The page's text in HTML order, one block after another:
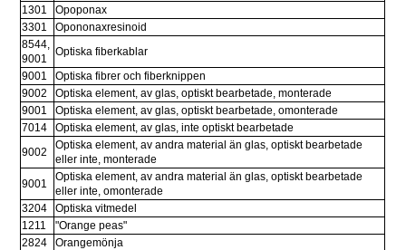
1301
Opoponax
3301
Opononaxresinoid
8544,
9001
Optiska fiberkablar
9001
Optiska fibrer och fiberknippen
9002
Optiska element, av glas, optiskt bearbetade, monterade
9001
Optiska element, av glas, optiskt bearbetade, omonterade
7014
Optiska element, av glas, inte optiskt bearbetade
9002
Optiska element, av andra material än glas, optiskt bearbetade
eller inte, monterade
9001
Optiska element, av andra material än glas, optiskt bearbetade
eller inte, omonterade
3204
Optiska vitmedel
1211
"Orange peas"
2824
Orangemönja